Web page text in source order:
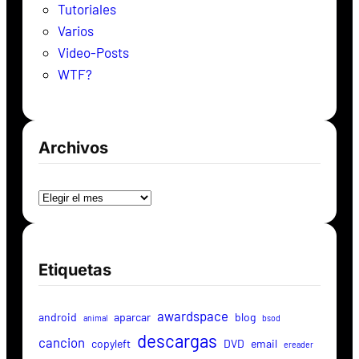
Tutoriales
Varios
Video-Posts
WTF?
Archivos
Etiquetas
android animal aparcar awardspace blog bsod
cancion copyleft descargas DVD email ereader